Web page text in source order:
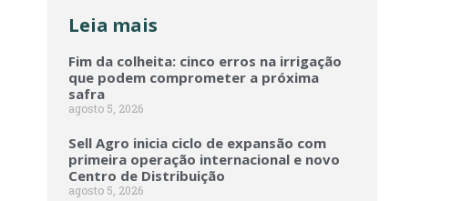
Leia mais
Fim da colheita: cinco erros na irrigação
que podem comprometer a próxima
safra
agosto 5, 2026
Sell Agro inicia ciclo de expansão com
primeira operação internacional e novo
Centro de Distribuição
agosto 5, 2026